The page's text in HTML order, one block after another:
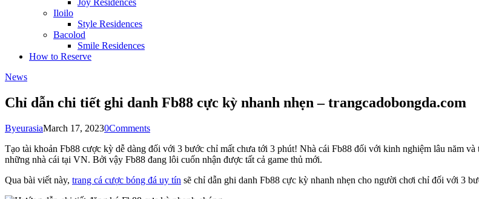
Joy Residences
Iloilo
Style Residences
Bacolod
Smile Residences
How to Reserve
News
Chỉ dẫn chi tiết ghi danh Fb88 cực kỳ nhanh nhẹn – trangcadobongda.com
ByeurasiaMarch 17, 20230Comments
Tạo tài khoản Fb88 cược kỳ dễ dàng đối với 3 bước chỉ mất chưa tới 3 phút! Nhà cái Fb88 đối với kinh nghiệm lâu năm
những nhà cái tại VN. Bởi vậy Fb88 đang lôi cuốn nhận được tất cả game thủ mới.
Qua bài viết này, trang cá cược bóng đá uy tín sẽ chỉ dẫn ghi danh Fb88 cực kỳ nhanh nhẹn cho người chơi chỉ đối với 3